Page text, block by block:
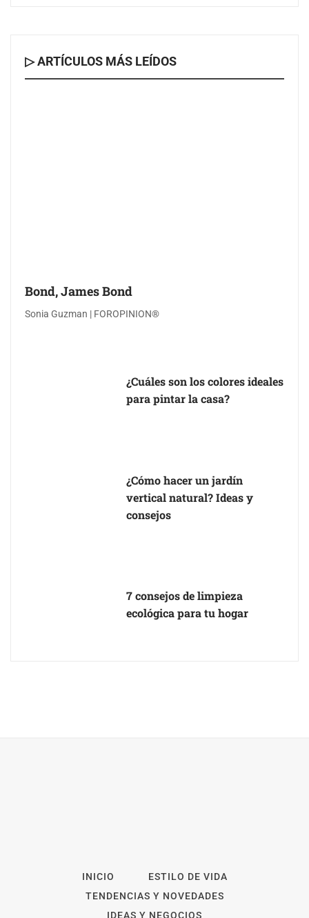
▷ ARTÍCULOS MÁS LEÍDOS
Bond, James Bond
Sonia Guzman | FOROPINION®
¿Cuáles son los colores ideales
para pintar la casa?
¿Cómo hacer un jardín
vertical natural? Ideas y
consejos
7 consejos de limpieza
ecológica para tu hogar
INICIO
ESTILO DE VIDA
TENDENCIAS Y NOVEDADES
IDEAS Y NEGOCIOS